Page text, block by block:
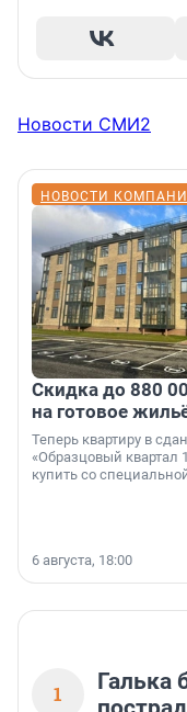
Новости СМИ2
НОВОСТИ
Скидка до 880
на готовое
Теперь квартиру в
«Образцовый квартал
купить со
6 августа, 18:00
1
Галька